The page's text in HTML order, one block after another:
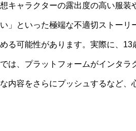
キャラクターの露出度の高い服装
」といった極端な不適切ストーリ
る可能性があります。実際に、
は、プラットフォームがインタラ
内容をさらにプッシュするなど